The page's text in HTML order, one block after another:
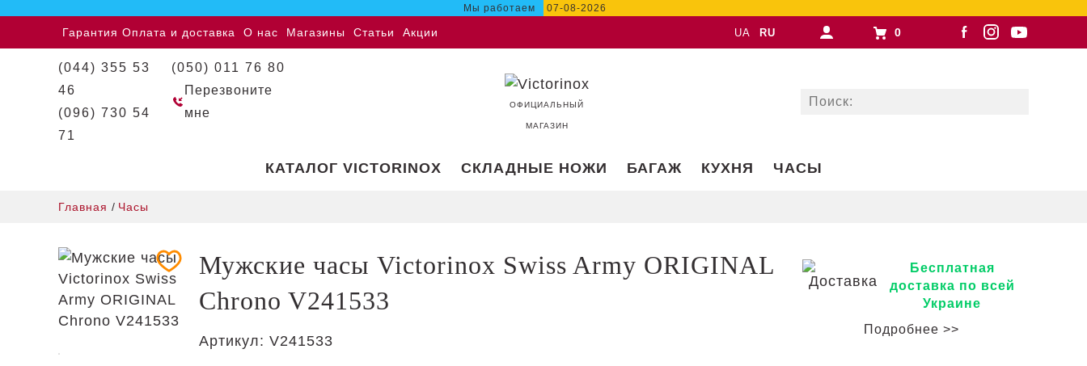
Мы работаем 07-08-2026
Гарантия Оплата и доставка О нас Магазины Статьи Акции UA RU 0
(044) 355 53
46
(096) 730 54
71
(050) 011 76 80
Перезвоните
мне
ОФИЦИАЛЬНЫЙ
МАГАЗИН
КАТАЛОГ VICTORINOX СКЛАДНЫЕ НОЖИ БАГАЖ КУХНЯ ЧАСЫ
Главная / Часы
Мужские часы Victorinox Swiss Army ORIGINAL
Chrono V241533
Артикул: V241533
Бесплатная
доставка по всей
Украине
Подробнее >>